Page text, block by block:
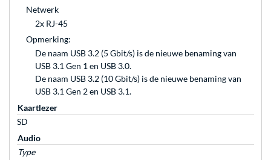
Netwerk
2x RJ-45
Opmerking:
De naam USB 3.2 (5 Gbit/s) is de nieuwe benaming van
USB 3.1 Gen 1 en USB 3.0.
De naam USB 3.2 (10 Gbit/s) is de nieuwe benaming van
USB 3.1 Gen 2 en USB 3.1.
Kaartlezer
SD
Audio
Type